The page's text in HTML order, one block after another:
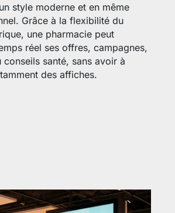
style moderne et en même
Grâce à la flexibilité du
une pharmacie peut
réel ses offres, campagnes,
santé, sans avoir à
des affiches.